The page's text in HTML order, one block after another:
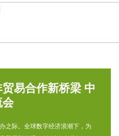
易合作新桥梁 中
会
之际。全球数字经济浪潮下，为